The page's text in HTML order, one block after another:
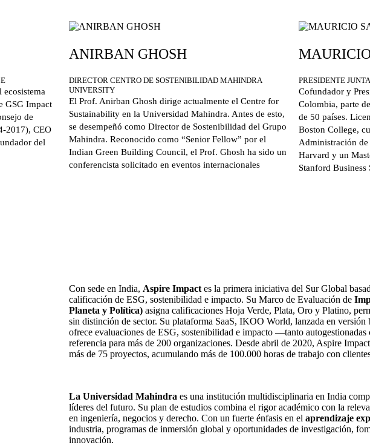
ecosistema
GSG Impact
de
2017), CEO
del
ANIRBAN GHOSH
DIRECTOR CENTRO DE SOSTENIBILIDAD MAHINDRA
UNIVERSITY
El Prof. Anirban Ghosh dirige actualmente el Centre for
Sustainability en la Universidad Mahindra. Antes de esto,
se desempeñó como Director de Sostenibilidad del Grupo
Mahindra. Reconocido como “Senior Fellow” por el
Indian Green Building Council, el Prof. Ghosh ha sido un
conferencista solicitado en eventos internacionales
PRESIDENTE
Cofundador y
Colombia, parte
de 50 países.
Boston College,
Administración de
Harvard y un
Stanford Business
Con sede en India, Aspire Impactes la primera iniciativa del Sur Global
calificación de ESG, sostenibilidad e impacto. Su Marco de Evaluación de
Planeta y Política)asigna calificaciones Hoja Verde, Plata, Oro y Platino,
sin distinción de sector. Su plataforma SaaS, IKOO World, lanzada en versión
ofrece evaluaciones de ESG, sostenibilidad e impacto —tanto
referencia para más de 200 organizaciones. Desde abril de 2020, Aspire
más de 75 proyectos, acumulando más de 100.000 horas de trabajo con
La Universidad Mahindra es una institución multidisciplinaria en India
líderes del futuro. Su plan de estudios combina el rigor académico con la
en ingeniería, negocios y derecho. Con un fuerte énfasis en el aprendizaje
industria, programas de inmersión global y oportunidades de investigación,
innovación.